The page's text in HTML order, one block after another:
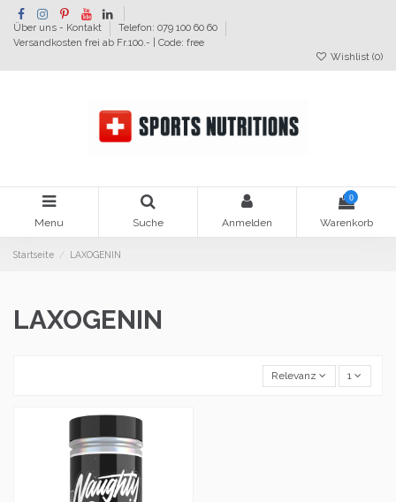
Über uns - Kontakt
Telefon: 079 100 60 60
Versandkosten frei ab Fr.100.- | Code: free
Wishlist (0)
Menu Suche Anmelden
0
Warenkorb
Startseite LAXOGENIN
LAXOGENIN
Relevanz 1